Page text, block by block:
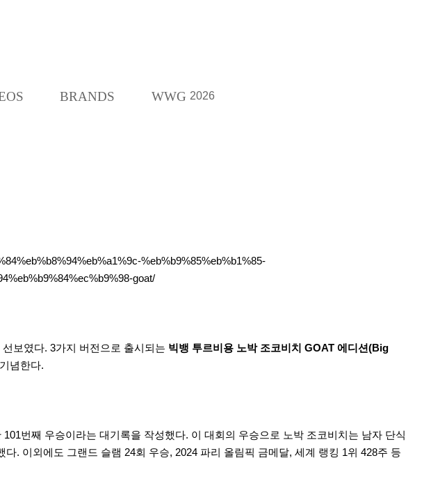
BRANDS WWG 2026
%eb%b9%85%eb%b1%85-
goat/
보였다. 3가지 버전으로 출시되는 빅뱅 투르비용 노박 조코비치 GOAT 에디션(Big
념한다.
번째 우승이라는 대기록을 작성했다. 이 대회의 우승으로 노박 조코비치는 남자 단식
. 이외에도 그랜드 슬램 24회 우승, 2024 파리 올림픽 금메달, 세계 랭킹 1위 428주 등